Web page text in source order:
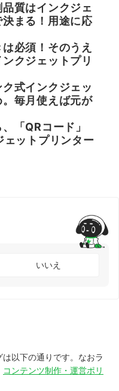
質はインクジェ
まる！用途に応
必須！そのうえ
クジェットプリ
式インクジェッ
。毎月使えば元が
「QRコード」
ェットプリンター
いいえ
以下の通りです。なおラ
コンテンツ制作・運営ポリ